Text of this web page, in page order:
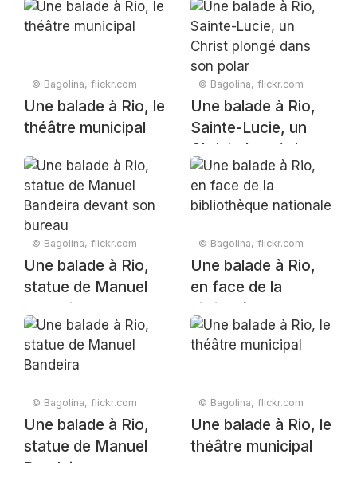
© Bagolina, flickr.com
Une balade à Rio, le
théâtre municipal
© Bagolina, flickr.com
Une balade à Rio,
Sainte-Lucie, un
Christ plongé dans
son polar
© Bagolina, flickr.com
Une balade à Rio,
statue de Manuel
Bandeira devant
son bureau
© Bagolina, flickr.com
Une balade à Rio,
en face de la
bibliothèque
nationale
© Bagolina, flickr.com
Une balade à Rio,
statue de Manuel
Bandeira
© Bagolina, flickr.com
Une balade à Rio, le
théâtre municipal